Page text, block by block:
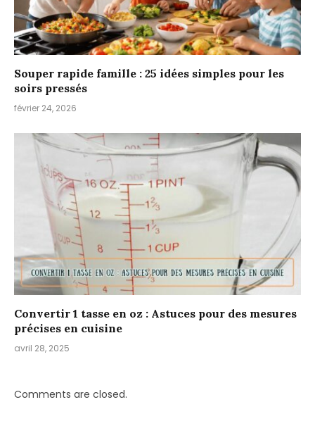
Souper rapide famille : 25 idées simples pour les
soirs pressés
février 24, 2026
Convertir 1 tasse en oz : Astuces pour des mesures
précises en cuisine
avril 28, 2025
Comments are closed.